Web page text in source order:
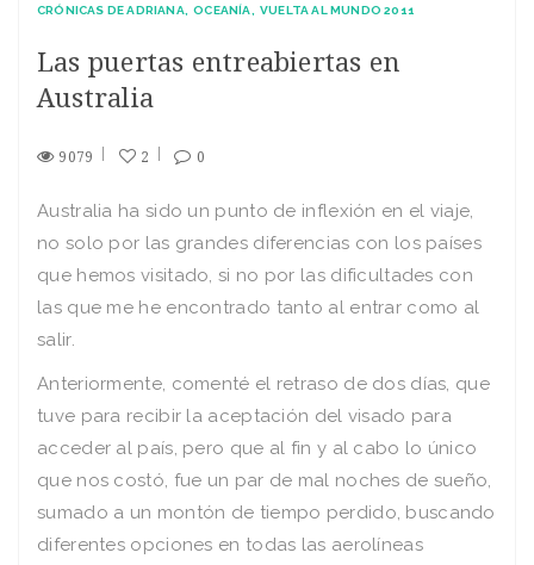
CRÓNICAS DE ADRIANA OCEANÍA VUELTA AL MUNDO 2011
Las puertas entreabiertas en
Australia
9079 2 0
Australia ha sido un punto de inflexión en el viaje,
no solo por las grandes diferencias con los países
que hemos visitado, si no por las dificultades con
las que me he encontrado tanto al entrar como al
salir.
Anteriormente, comenté el retraso de dos días, que
tuve para recibir la aceptación del visado para
acceder al país, pero que al fin y al cabo lo único
que nos costó, fue un par de mal noches de sueño,
sumado a un montón de tiempo perdido, buscando
diferentes opciones en todas las aerolíneas